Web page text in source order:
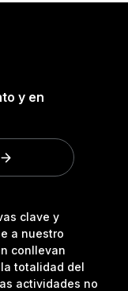
clave y
a nuestro
conllevan
totalidad del
actividades no
y en